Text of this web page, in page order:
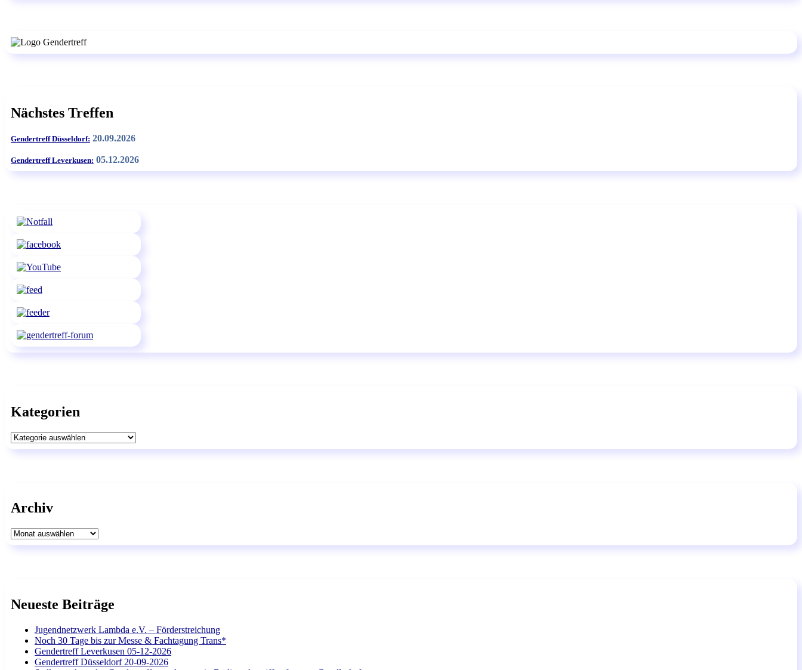
Nächstes Treffen
Gendertreff Düsseldorf: 20.09.2026
Gendertreff Leverkusen: 05.12.2026
Kategorien
Kategorien
Archiv
Archiv
Neueste Beiträge
Jugendnetzwerk Lambda e.V. – Förderstreichung
Noch 30 Tage bis zur Messe & Fachtagung Trans*
Gendertreff Leverkusen 05-12-2026
Gendertreff Düsseldorf 20-09-2026